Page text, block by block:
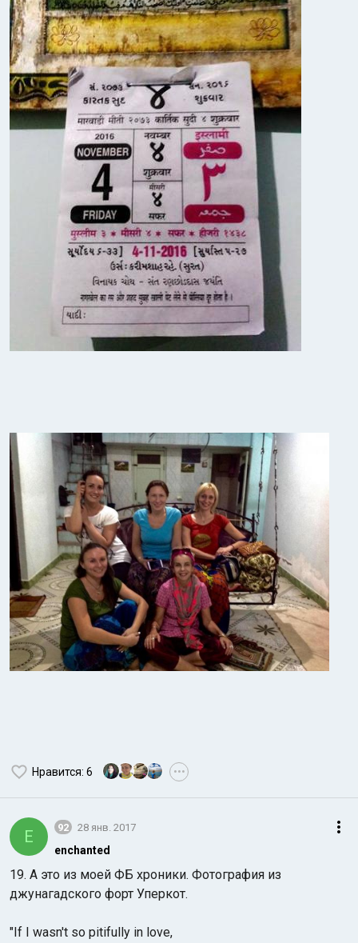
Нравится: 6 •••
E 92 28 янв. 2017
enchanted
19. А это из моей ФБ хроники. Фотография из
джунагадского форт Уперкот.
"If I wasn't so pitifully in love,